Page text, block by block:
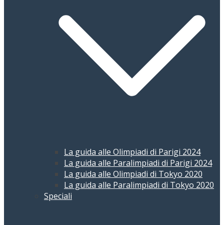
La guida alle Olimpiadi di Parigi 2024
La guida alle Paralimpiadi di Parigi 2024
La guida alle Olimpiadi di Tokyo 2020
La guida alle Paralimpiadi di Tokyo 2020
Speciali